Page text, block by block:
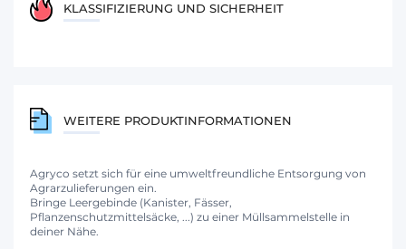
KLASSIFIZIERUNG UND SICHERHEIT
WEITERE PRODUKTINFORMATIONEN
Agryco setzt sich für eine umweltfreundliche Entsorgung von
Agrarzulieferungen ein.
Bringe Leergebinde (Kanister, Fässer,
Pflanzenschutzmittelsäcke, ...) zu einer Müllsammelstelle in
deiner Nähe.